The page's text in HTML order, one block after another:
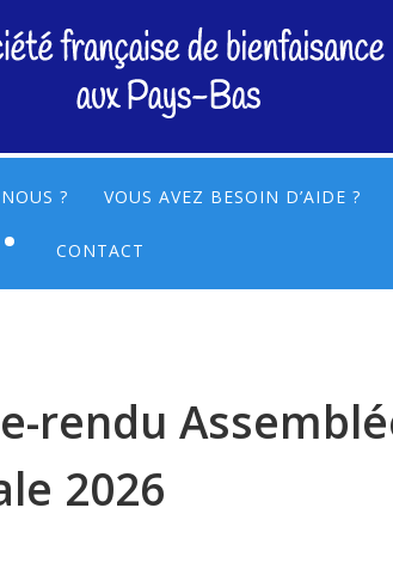
? VOUS AVEZ BESOIN D’AIDE ?
CONTACT
rendu
2026